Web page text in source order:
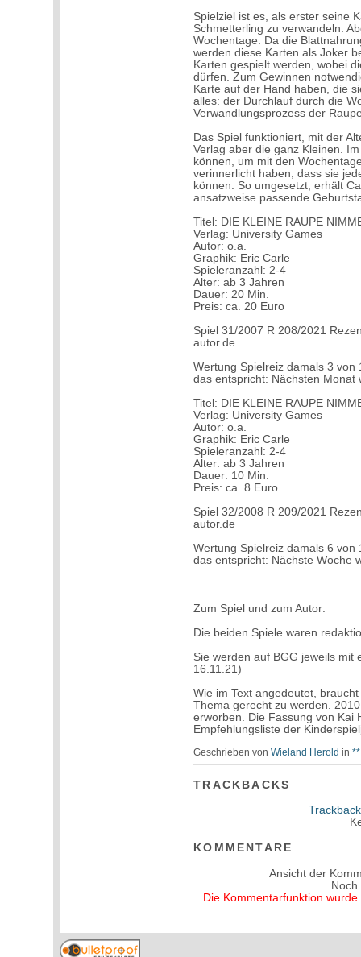
Spielziel ist es, als erster seine
Schmetterling zu verwandeln.
Wochentage. Da die
werden diese Karten als Joker
Karten gespielt werden, wobei
dürfen. Zum Gewinnen
Karte auf der Hand haben, die
alles: der Durchlauf durch die
Verwandlungsprozess der
Das Spiel funktioniert, mit der
Verlag aber die ganz Kleinen.
können, um mit den
verinnerlicht haben, dass sie
können. So umgesetzt, erhält
ansatzweise passende
Titel: DIE KLEINE RAUPE
Verlag: University Games
Autor: o.a.
Graphik: Eric Carle
Spieleranzahl: 2-4
Alter: ab 3 Jahren
Dauer: 20 Min.
Preis: ca. 20 Euro
Spiel 31/2007 R 208/2021
autor.de
Wertung Spielreiz damals 3 von
das entspricht: Nächsten Monat
Titel: DIE KLEINE RAUPE
Verlag: University Games
Autor: o.a.
Graphik: Eric Carle
Spieleranzahl: 2-4
Alter: ab 3 Jahren
Dauer: 10 Min.
Preis: ca. 8 Euro
Spiel 32/2008 R 209/2021
autor.de
Wertung Spielreiz damals 6 von
das entspricht: Nächste Woche
Zum Spiel und zum Autor:
Die beiden Spiele waren
Sie werden auf BGG jeweils
16.11.21)
Wie im Text angedeutet,
Thema gerecht zu werden.
erworben. Die Fassung von Kai
Empfehlungsliste der
Geschrieben vonWieland Herold in
TRACKBACKS
KOMMENTARE
Ansicht der
Die Kommentarfunktion